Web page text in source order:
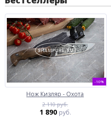
-10%
Нож Кизляр - Охота
2 110 руб.
1 890 руб.